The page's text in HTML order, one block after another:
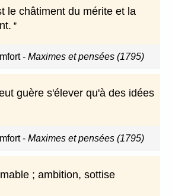
le châtiment du mérite et la
- Maximes et pensées (1795)
guère s'élever qu'à des idées
- Maximes et pensées (1795)
; ambition, sottise